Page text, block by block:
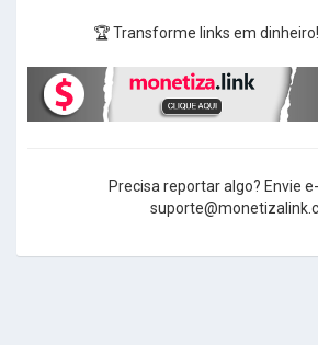
🏆 Transforme links em dinheiro!
Precisa reportar algo? Envie